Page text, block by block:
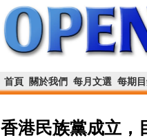
首頁 關於我們 每月文選 每期
香港民族黨成立，